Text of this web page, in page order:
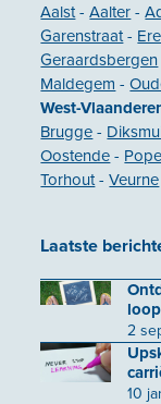
Aalst-Aalter -
Garenstraat-
Geraardsbergen
Maldegem -
West-
Brugge -
Oostende -
Torhout-Veurne
Laatste
2
10